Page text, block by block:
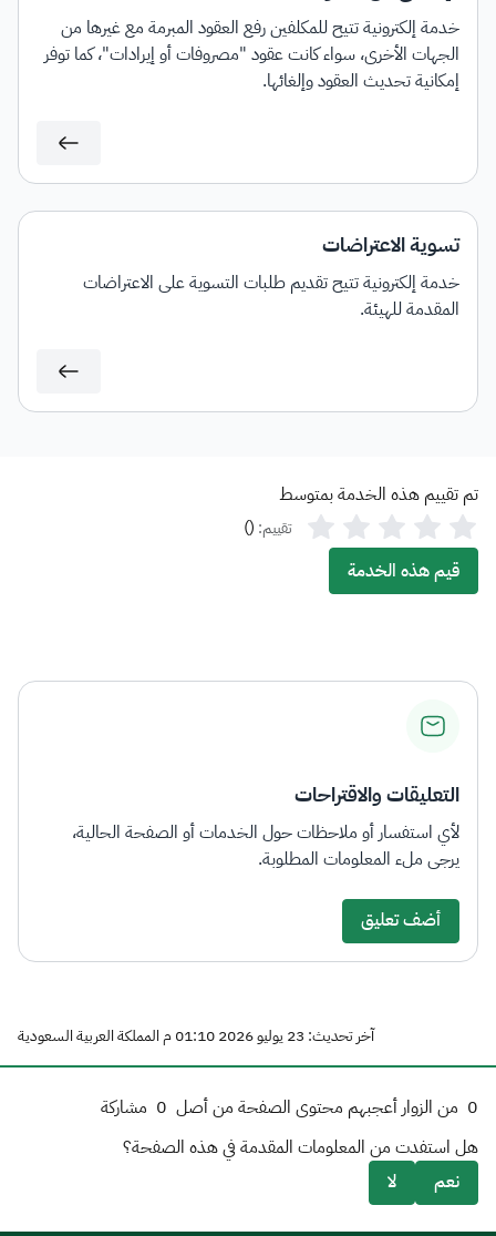
خدمة إلكترونية تتيح للمكلفين رفع العقود المبرمة مع غيرها من
الجهات الأخرى، سواء كانت عقود "مصروفات أو إيرادات"، كما توفر
إمكانية تحديث العقود وإلغائها.
تسوية الاعتراضات
خدمة إلكترونية تتيح تقديم طلبات التسوية على الاعتراضات
المقدمة للهيئة.
تم تقييم هذه الخدمة بمتوسط
تقييم: (
)
قيم هذه الخدمة
التعليقات والاقتراحات
لأي استفسار أو ملاحظات حول الخدمات أو الصفحة الحالية،
يرجى ملء المعلومات المطلوبة.
أضف تعليق
آخر تحديث: 23 يوليو 2026 01:10 م المملكة العربية السعودية
0 من الزوار أعجبهم محتوى الصفحة من أصل 0 مشاركة
هل استفدت من المعلومات المقدمة في هذه الصفحة؟
نعم
لا